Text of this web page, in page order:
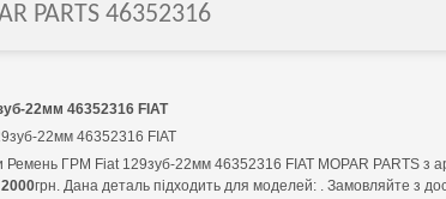
PARTS 46352316
22мм 46352316 FIAT
22мм 46352316 FIAT
Ремень ГРМ Fiat 129зуб-22мм 46352316 FIAT MOPAR PARTS з
2000грн. Дана деталь підходить для моделей: . Замовляйте з